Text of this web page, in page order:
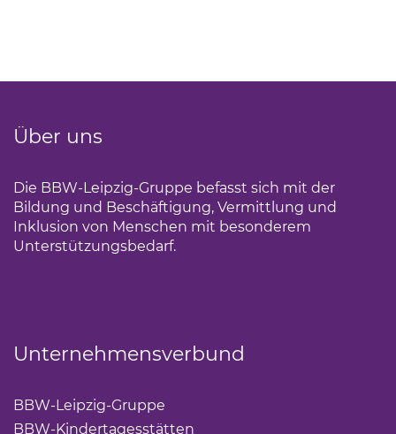
Über uns
Die BBW-Leipzig-Gruppe befasst sich mit der
Bildung und Beschäftigung, Vermittlung und
Inklusion von Menschen mit besonderem
Unterstützungsbedarf.
Unternehmensverbund
BBW-Leipzig-Gruppe
BBW-Kindertagesstätten